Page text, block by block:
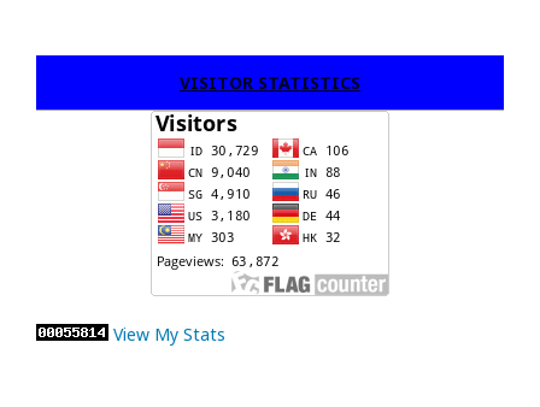
VISITOR STATISTICS
View My Stats